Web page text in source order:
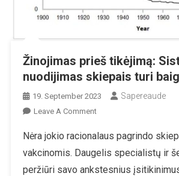
Žinojimas prieš tikėjimą:
nuodijimas skiepais turi
19. September 2023 Sapereaude
Leave A CommentOn
Prieš
Tikėjimą:
Sistemingas
Nėra jokio racionalaus pagrindo
vakcinomis. Daugelis specialistų ir
peržiūri savo ankstesnius